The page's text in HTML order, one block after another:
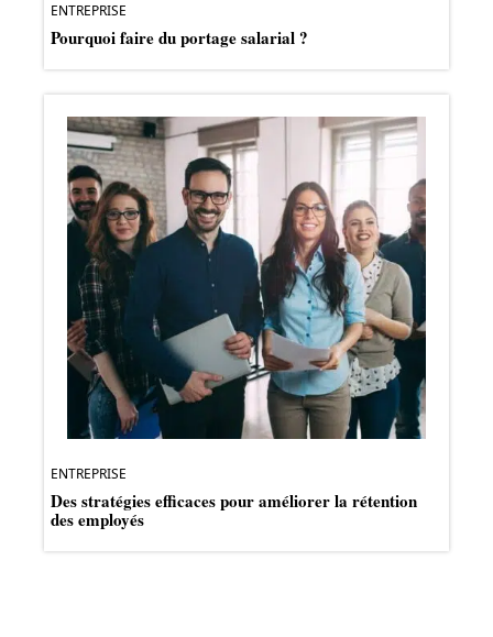
ENTREPRISE
Pourquoi faire du portage salarial ?
ENTREPRISE
Des stratégies efficaces pour améliorer la rétention
des employés